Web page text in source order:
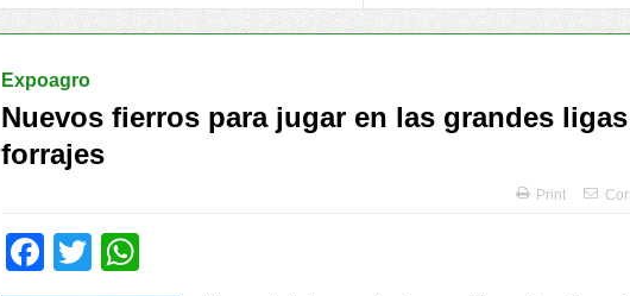
Expoagro
Nuevos fierros para jugar en las grandes
forrajes
Print
Facebook
Twitter